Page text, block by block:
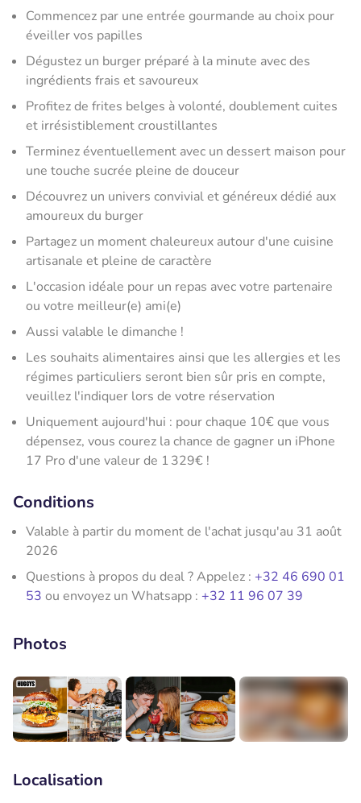
Commencez par une entrée gourmande au choix pour
éveiller vos papilles
Dégustez un burger préparé à la minute avec des
ingrédients frais et savoureux
Profitez de frites belges à volonté, doublement cuites
et irrésistiblement croustillantes
Terminez éventuellement avec un dessert maison pour
une touche sucrée pleine de douceur
Découvrez un univers convivial et généreux dédié aux
amoureux du burger
Partagez un moment chaleureux autour d'une cuisine
artisanale et pleine de caractère
L'occasion idéale pour un repas avec votre partenaire
ou votre meilleur(e) ami(e)
Aussi valable le dimanche !
Les souhaits alimentaires ainsi que les allergies et les
régimes particuliers seront bien sûr pris en compte,
veuillez l'indiquer lors de votre réservation
Uniquement aujourd'hui : pour chaque 10€ que vous
dépensez, vous courez la chance de gagner un iPhone
17 Pro d'une valeur de 1 329€ !
Conditions
Valable à partir du moment de l'achat jusqu'au 31 août
2026
Questions à propos du deal ? Appelez : +32 46 690 01
53 ou envoyez un Whatsapp : +32 11 96 07 39
Photos
Localisation